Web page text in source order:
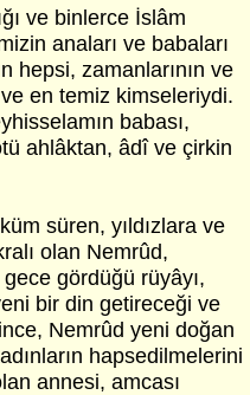
ve binlerce İslâm
anaları ve babaları
hepsi, zamanlarının ve
en temiz kimseleriydi.
babası,
ahlâktan, âdî ve çirkin
süren, yıldızlara ve
olan Nemrûd,
gördüğü rüyâyı,
bir din getireceği ve
Nemrûd yeni doğan
hapsedilmelerini
annesi, amcası